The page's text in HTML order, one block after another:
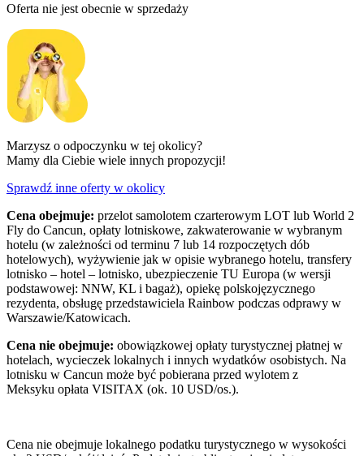
Oferta nie jest obecnie w sprzedaży
Marzysz o odpoczynku w tej okolicy?
Mamy dla Ciebie wiele innych propozycji!
Sprawdź inne oferty w okolicy
Cena obejmuje: przelot samolotem czarterowym LOT lub World 2
Fly do Cancun, opłaty lotniskowe, zakwaterowanie w wybranym
hotelu (w zależności od terminu 7 lub 14 rozpoczętych dób
hotelowych), wyżywienie jak w opisie wybranego hotelu, transfery
lotnisko – hotel – lotnisko, ubezpieczenie TU Europa (w wersji
podstawowej: NNW, KL i bagaż), opiekę polskojęzycznego
rezydenta, obsługę przedstawiciela Rainbow podczas odprawy w
Warszawie/Katowicach.
Cena nie obejmuje: obowiązkowej opłaty turystycznej płatnej w
hotelach, wycieczek lokalnych i innych wydatków osobistych. Na
lotnisku w Cancun może być pobierana przed wylotem z
Meksyku opłata VISITAX (ok. 10 USD/os.).
Cena nie obejmuje lokalnego podatku turystycznego w wysokości